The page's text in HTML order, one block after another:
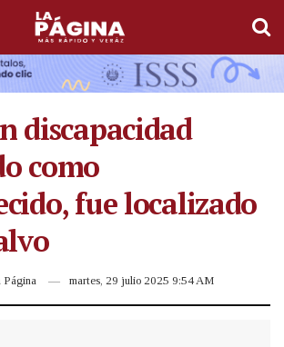
discapacidad
como
fue localizado
Página martes, 29 julio 2025 9:54 AM